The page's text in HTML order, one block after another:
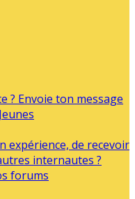
? Envoie ton message
expérience, de recevoir
internautes ?
forums